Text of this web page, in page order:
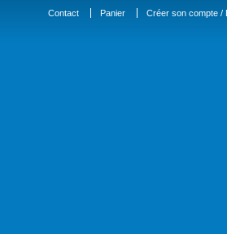
Contact Panier Créer son compte /